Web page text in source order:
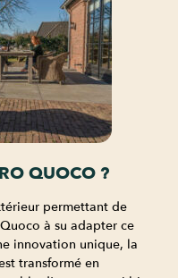
QUOCO ?
permettant de
à su adapter ce
innovation unique, la
transformé en